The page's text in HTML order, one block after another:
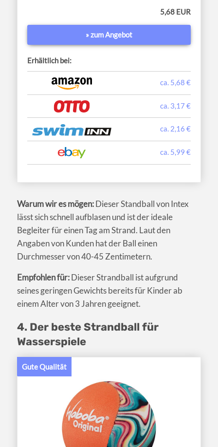
5,68 EUR
» zum Angebot
Erhältlich bei:
ca. 5,68 €
ca. 3,17 €
ca. 2,16 €
ca. 5,99 €
Warum wir es mögen:Dieser Standball von Intex
lässt sich schnell aufblasen und ist der ideale
Begleiter für einen Tag am Strand. Laut den
Angaben von Kunden hat der Ball einen
Durchmesser von 40-45 Zentimetern.
Empfohlen für:Dieser Strandball ist aufgrund
seines geringen Gewichts bereits für Kinder ab
einem Alter von 3 Jahren geeignet.
4. Der beste Strandball für
Wasserspiele
Gute Qualität